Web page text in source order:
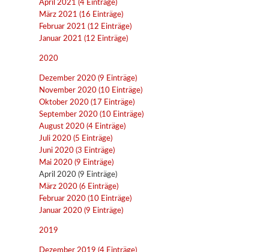
April 2021 (4 Einträge)
März 2021 (16 Einträge)
Februar 2021 (12 Einträge)
Januar 2021 (12 Einträge)
2020
Dezember 2020 (9 Einträge)
November 2020 (10 Einträge)
Oktober 2020 (17 Einträge)
September 2020 (10 Einträge)
August 2020 (4 Einträge)
Juli 2020 (5 Einträge)
Juni 2020 (3 Einträge)
Mai 2020 (9 Einträge)
April 2020 (9 Einträge)
März 2020 (6 Einträge)
Februar 2020 (10 Einträge)
Januar 2020 (9 Einträge)
2019
Dezember 2019 (4 Einträge)